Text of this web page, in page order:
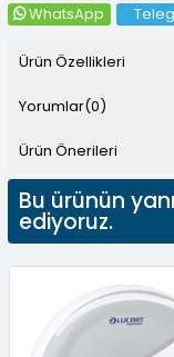
WhatsApp
Ürün Özellikleri
Yorumlar(0)
Ürün Önerileri
Bu ürünün
ediyoruz.